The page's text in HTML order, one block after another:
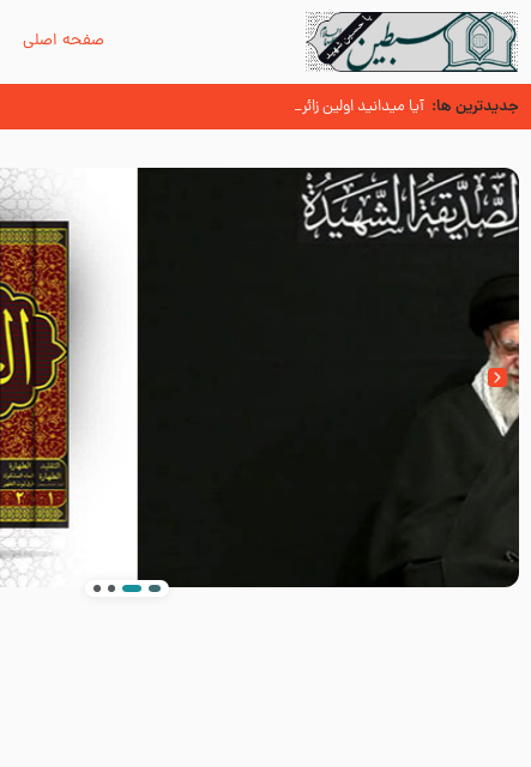
صفحه اصلی
جدیدترین ها: آیا میدانید اولین زائران مزار مطهر امام حسین (علیه السلام) چه کسا
اسنادی کهن دال بر شهرت زیارت اربعین نزد امامیه در قرن ۶ و ۷ هجری
زائران اربعین حسینی